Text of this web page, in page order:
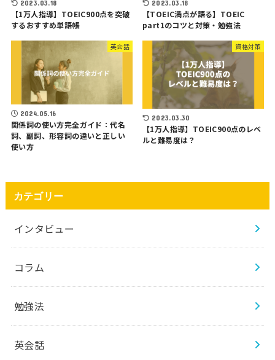
2023.03.18
【1万人指導】TOEIC900点を突破
するおすすめ単語帳
2023.03.18
【TOEIC満点が語る】TOEIC
part1のコツと対策・勉強法
英会話
2024.05.16
関係詞の使い方完全ガイド：代名
詞、副詞、形容詞の違いと正しい
使い方
資格対策
2023.03.30
【1万人指導】TOEIC900点のレベ
ルと難易度は？
カテゴリー
インタビュー
コラム
勉強法
英会話